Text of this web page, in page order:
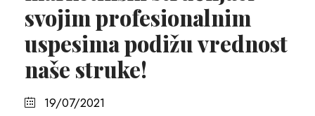
svojim profesionalnim
uspesima podižu vrednost
naše struke!
19/07/2021